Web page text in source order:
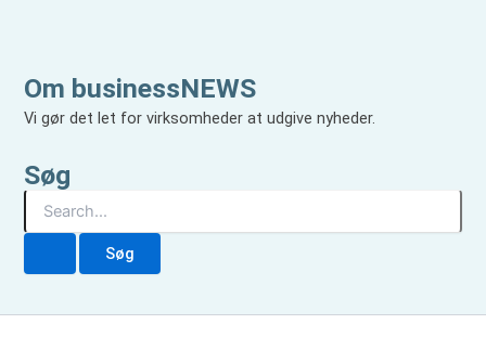
Om businessNEWS
Vi gør det let for virksomheder at udgive nyheder.
Søg